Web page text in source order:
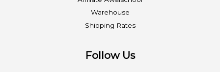
Warehouse
Shipping Rates
Follow Us